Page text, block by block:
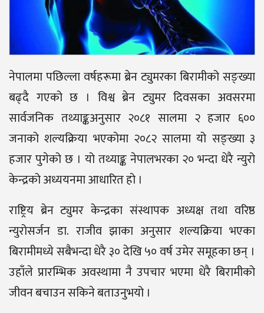
नेपालमा पछिल्ला वर्षहरूमा ब्रेन ट्युमरका बिरामीको सङ्ख्या
बढ्दै गएको छ । विश्व ब्रेन ट्युमर दिवसका अवसरमा
सार्वजनिक तथ्याङ्कअनुसार २०८१ सालमा २ हजार ६००
जनाको शल्यक्रिया भएकोमा २०८२ सालमा यो सङ्ख्या ३
हजार पुगेको छ । यो तथ्याङ्क नेपालभरका २० भन्दा धेरै न्युरो
केन्द्रको अध्ययनमा आधारित हो ।
राष्ट्रिय ब्रेन ट्युमर केन्द्रका संस्थापक अध्यक्ष तथा वरिष्ठ
न्युरोसर्जन डा. राजीव झाका अनुसार शल्यक्रिया भएका
बिरामीमध्ये सबैभन्दा धेरै ३० देखि ५० वर्ष उमेर समूहका छन् ।
उहाँले प्रारम्भिक अवस्थामा नै उपचार भएमा धेरै बिरामीको
जीवन बचाउन सकिने बताउनुभयो ।